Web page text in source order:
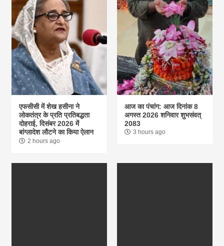
एफसीसी में शेख हसीना ने
लोकतंत्र के प्रति प्रतिबद्धता
दोहराई, दिसंबर 2026 में
बांग्लादेश लौटने का किया ऐलान
2 hours ago
आज का पंचांग: आज दिनांक 8
अगस्त 2026 शनिवार शुभसंवत्
2083
3 hours ago